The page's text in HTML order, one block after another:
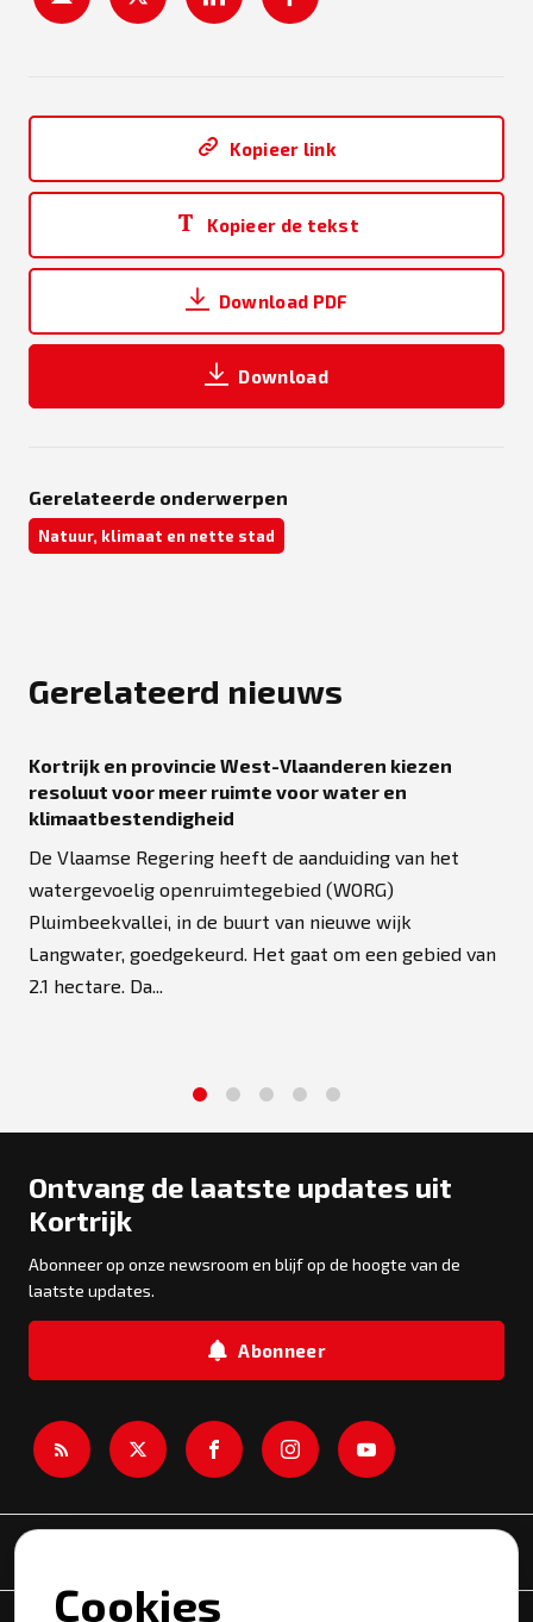
Kopieer link
Kopieer de tekst
Download PDF
Download
Gerelateerde onderwerpen
Natuur, klimaat en nette stad
Gerelateerd nieuws
Kortrijk en provincie West-Vlaanderen kiezen
resoluut voor meer ruimte voor water en
klimaatbestendigheid
De Vlaamse Regering heeft de aanduiding van het
watergevoelig openruimtegebied (WORG)
Pluimbeekvallei, in de buurt van nieuwe wijk
Langwater, goedgekeurd. Het gaat om een gebied van
2.1 hectare. Da...
Ontvang de laatste updates uit
Kortrijk
Abonneer op onze newsroom en blijf op de hoogte van de
laatste updates.
Abonneer
Cookies